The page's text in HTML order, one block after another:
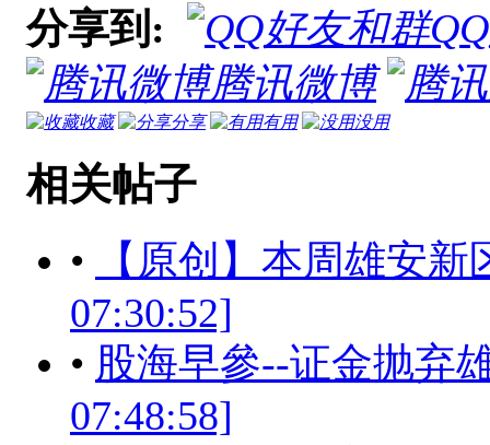
分享到:
腾讯微博
收藏 分享 有用 没用
相关帖子
•
【原创】本周雄安
07:30:52]
• 股海早參--证金抛弃
07:48:58]